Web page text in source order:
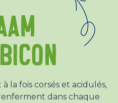
la fois corsés et acidulés,
dans chaque